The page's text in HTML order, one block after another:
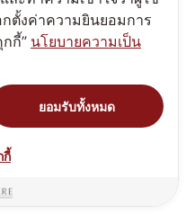
าย
ตั้งค่าความยินยอมการ
กี้” นโยบายความเป็น
ยอมรับทั้งหมด
กี้